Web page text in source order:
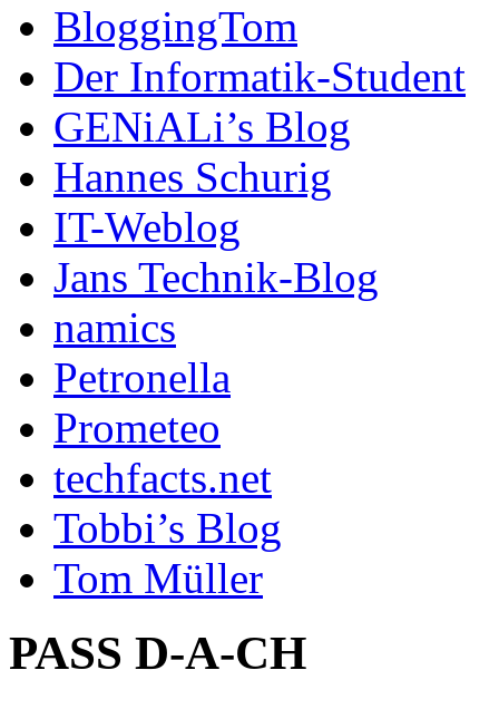
BloggingTom
Der Informatik-Student
GENiALi’s Blog
Hannes Schurig
IT-Weblog
Jans Technik-Blog
namics
Petronella
Prometeo
techfacts.net
Tobbi’s Blog
Tom Müller
PASS D-A-CH